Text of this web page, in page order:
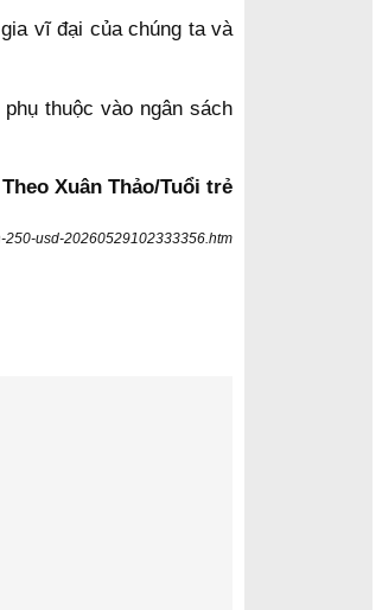
vĩ đại của chúng ta và
thuộc vào ngân sách
Theo Xuân Thảo/Tuổi trẻ
250-usd-20260529102333356.htm